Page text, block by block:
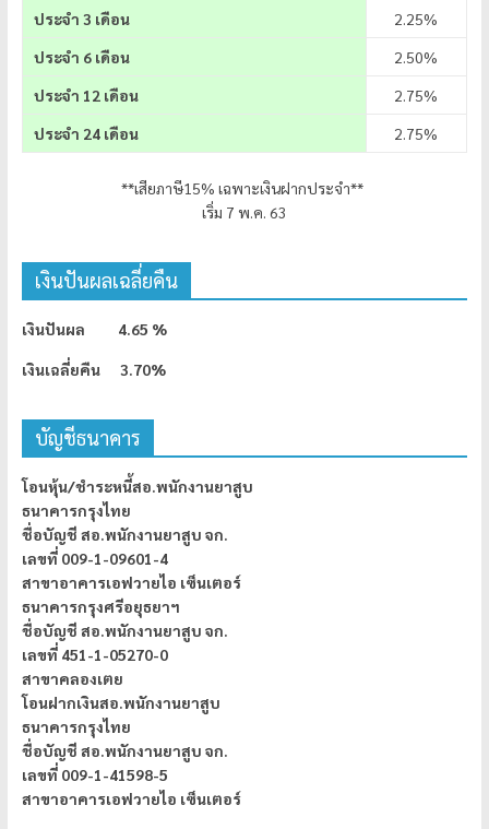
ประจำ 3 เดือน
2.25%
ประจำ 6 เดือน
2.50%
ประจำ 12 เดือน
2.75%
ประจำ 24 เดือน
2.75%
**เสียภาษี15% เฉพาะเงินฝากประจำ**
เริ่ม 7 พ.ค. 63
เงินปันผลเฉลี่ยคืน
เงินปันผล 4.65 %
เงินเฉลี่ยคืน 3.70%
บัญชีธนาคาร
โอนหุ้น/ชำระหนี้สอ.พนักงานยาสูบ
ธนาคารกรุงไทย
ชื่อบัญชี สอ.พนักงานยาสูบ จก.
เลขที่ 009-1-09601-4
สาขาอาคารเอฟวายไอ เซ็นเตอร์
ธนาคารกรุงศรีอยุธยาฯ
ชื่อบัญชี สอ.พนักงานยาสูบ จก.
เลขที่ 451-1-05270-0
สาขาคลองเตย
โอนฝากเงินสอ.พนักงานยาสูบ
ธนาคารกรุงไทย
ชื่อบัญชี สอ.พนักงานยาสูบ จก.
เลขที่ 009-1-41598-5
สาขาอาคารเอฟวายไอ เซ็นเตอร์